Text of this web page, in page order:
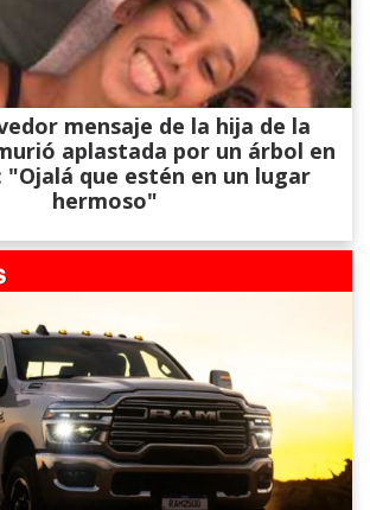
mensaje de la hija de la
aplastada por un árbol en
"Ojalá que estén en un lugar
hermoso"